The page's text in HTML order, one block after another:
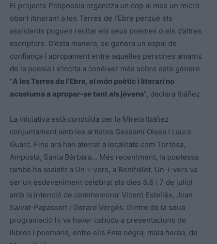
El projecte Polipoesia organitza un cop al mes un micro
obert itinerant a les Terres de l’Ebre perquè els
assistents puguen recitar els seus poemes o els d’altres
escriptors. D’esta manera, se genera un espai de
confiança i apropament entre aquelles persones amants
de la poesia i s’incita a conèixer més sobre este gènere.
“A les Terres de l’Ebre, el món poètic i literari no
acostuma a apropar-se tant als jóvens”, declara Ibáñez.
La iniciativa està conduïda per la Mireia Ibáñez
conjuntament amb les artistes Gessamí Olesa i Laura
Guarc. Fins ara han aterrat a localitats com Tortosa,
Amposta, Santa Bàrbara… Més recentment, la poetessa
també ha assistit a Un-i-vers, a Benifallet. Un-i-vers va
ser un esdeveniment celebrat els dies 5,6 i 7 de juliol
amb la intenció de commemorar Vicent Estellés, Joan
Salvat-Papasseit i Gerard Vergés. Dintre de la seua
programació hi va haver cabuda a presentacions de
llibres i poemaris, entre ells Esta negra, mala herba, de